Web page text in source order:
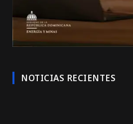
NOTICIAS RECIENTES